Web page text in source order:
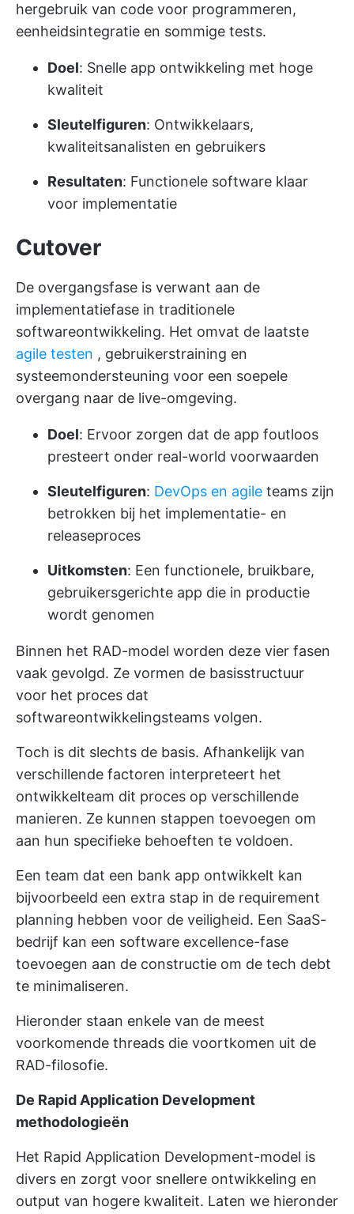
hergebruik van code voor programmeren,
eenheidsintegratie en sommige tests.
Doel: Snelle app ontwikkeling met hoge
kwaliteit
Sleutelfiguren: Ontwikkelaars,
kwaliteitsanalisten en gebruikers
Resultaten: Functionele software klaar
voor implementatie
Cutover
De overgangsfase is verwant aan de
implementatiefase in traditionele
softwareontwikkeling. Het omvat de laatste
agile testen , gebruikerstraining en
systeemondersteuning voor een soepele
overgang naar de live-omgeving.
Doel: Ervoor zorgen dat de app foutloos
presteert onder real-world voorwaarden
Sleutelfiguren: DevOps en agile teams zijn
betrokken bij het implementatie- en
releaseproces
Uitkomsten: Een functionele, bruikbare,
gebruikersgerichte app die in productie
wordt genomen
Binnen het RAD-model worden deze vier fasen
vaak gevolgd. Ze vormen de basisstructuur
voor het proces dat
softwareontwikkelingsteams volgen.
Toch is dit slechts de basis. Afhankelijk van
verschillende factoren interpreteert het
ontwikkelteam dit proces op verschillende
manieren. Ze kunnen stappen toevoegen om
aan hun specifieke behoeften te voldoen.
Een team dat een bank app ontwikkelt kan
bijvoorbeeld een extra stap in de requirement
planning hebben voor de veiligheid. Een SaaS-
bedrijf kan een software excellence-fase
toevoegen aan de constructie om de tech debt
te minimaliseren.
Hieronder staan enkele van de meest
voorkomende threads die voortkomen uit de
RAD-filosofie.
De Rapid Application Development
methodologieën
Het Rapid Application Development-model is
divers en zorgt voor snellere ontwikkeling en
output van hogere kwaliteit. Laten we hieronder